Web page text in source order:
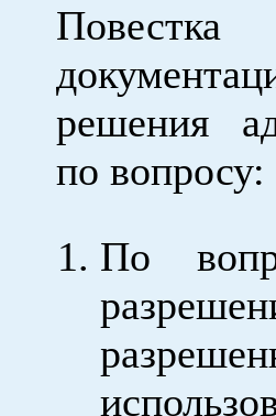
Повестка
решения
по вопросу:
По